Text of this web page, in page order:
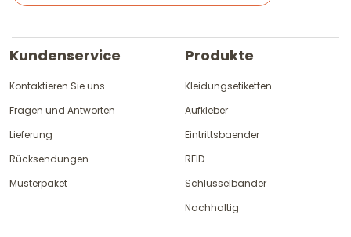
Kundenservice
Kontaktieren Sie uns
Fragen und Antworten
Lieferung
Rücksendungen
Musterpaket
Produkte
Kleidungsetiketten
Aufkleber
Eintrittsbaender
RFID
Schlüsselbänder
Nachhaltig